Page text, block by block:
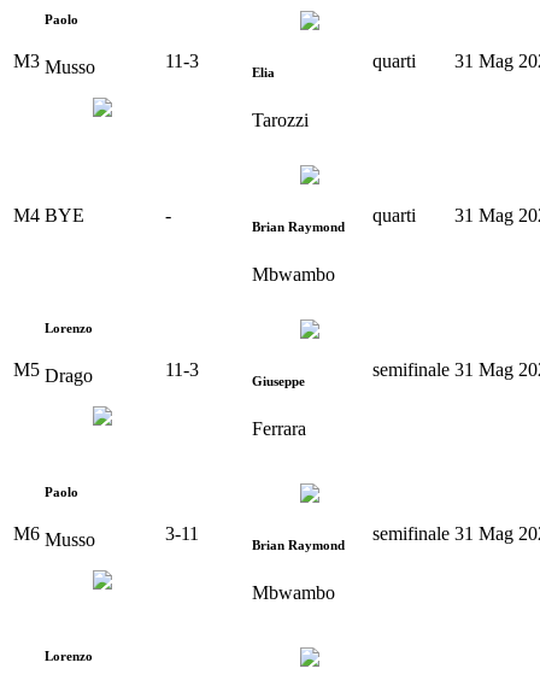
M3
Paolo
Musso 11-3
Elia
Tarozzi
quarti 31 Mag
M4 BYE -
Brian Raymond
Mbwambo
quarti 31 Mag
M5
Lorenzo
Drago 11-3
Giuseppe
Ferrara
semifinale 31 Mag
M6
Paolo
Musso 3-11
Brian Raymond
Mbwambo
semifinale 31 Mag
Lorenzo